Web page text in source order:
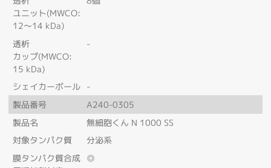
ユニット(MWCO:
12～14 kDa)
透析
カップ(MWCO:
15 kDa)
-
シェイカーボール -
製品番号
A240-0305
製品名
無細胞くん N 1000 SS
対象タンパク質
分泌系
膜タンパク質合成 ◎